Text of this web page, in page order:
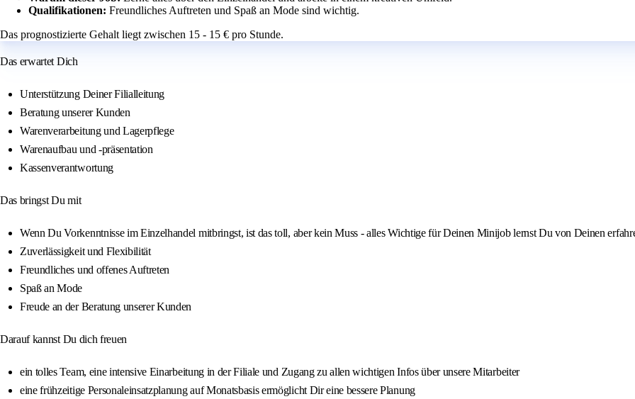
Qualifikationen: Freundliches Auftreten und Spaß an Mode sind wichtig.
Das prognostizierte Gehalt liegt zwischen 15 - 15 € pro Stunde.
Das erwartet Dich
Unterstützung Deiner Filialleitung
Beratung unserer Kunden
Warenverarbeitung und Lagerpflege
Warenaufbau und -präsentation
Kassenverantwortung
Das bringst Du mit
Wenn Du Vorkenntnisse im Einzelhandel mitbringst, ist das toll, aber kein Muss - alles Wichtige für Deinen Minijob lernst Du von Deinen
Zuverlässigkeit und Flexibilität
Freundliches und offenes Auftreten
Spaß an Mode
Freude an der Beratung unserer Kunden
Darauf kannst Du dich freuen
ein tolles Team, eine intensive Einarbeitung in der Filiale und Zugang zu allen wichtigen Infos über unsere Mitarbeiter
eine frühzeitige Personaleinsatzplanung auf Monatsbasis ermöglicht Dir eine bessere Planung